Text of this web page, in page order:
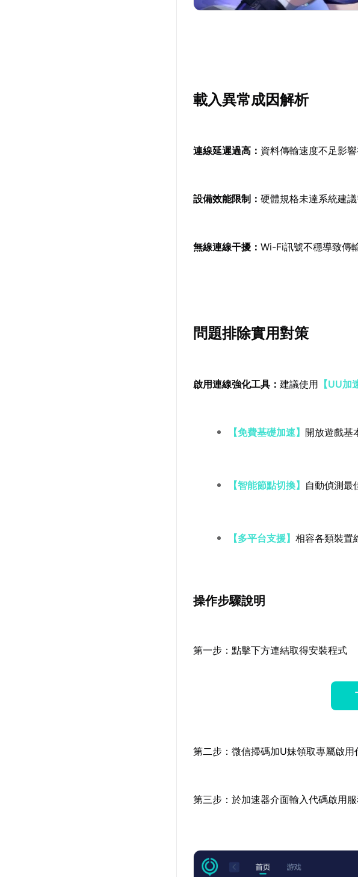
載入異常成因解析
連線延遲過高： 資料傳輸速度不足影
設備效能限制：硬體規格未達系統建
無線連線干擾：Wi-Fi訊號不穩導致傳
問題排除實用對策
啟用連線強化工具：建議使用 【UU加
【免費基礎加速】 開放遊戲基
【智能節點切換】 自動偵測最
【多平台支援】相容各類裝置
操作步驟說明
第一步：點擊下方連結取得安裝程式
第二步：微信掃碼加U妹領取專屬啟用
第三步：於加速器介面輸入代碼啟用